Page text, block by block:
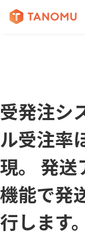
受発注シ
ル受注率
現。 発送
機能で発
行します。